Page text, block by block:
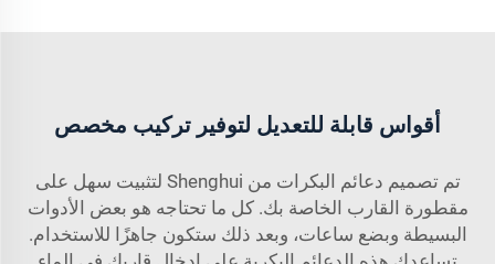
أقواس قابلة للتعديل لتوفير تركيب مخصص
تم تصميم دعائم البكرات من Shenghui لتثبيت سهل على
مقطورة القارب الخاصة بك. كل ما تحتاجه هو بعض الأدوات
البسيطة وبضع ساعات، وبعد ذلك ستكون جاهزًا للاستخدام.